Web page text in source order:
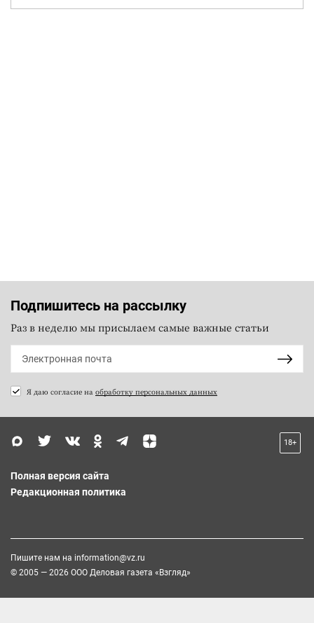
Подпишитесь на рассылку
Раз в неделю мы присылаем самые важные статьи
Я даю согласие на обработку персональных данных
18+
Полная версия сайта
Редакционная политика
Пишите нам на information@vz.ru
© 2005 — 2026 ООО Деловая газета «Взгляд»